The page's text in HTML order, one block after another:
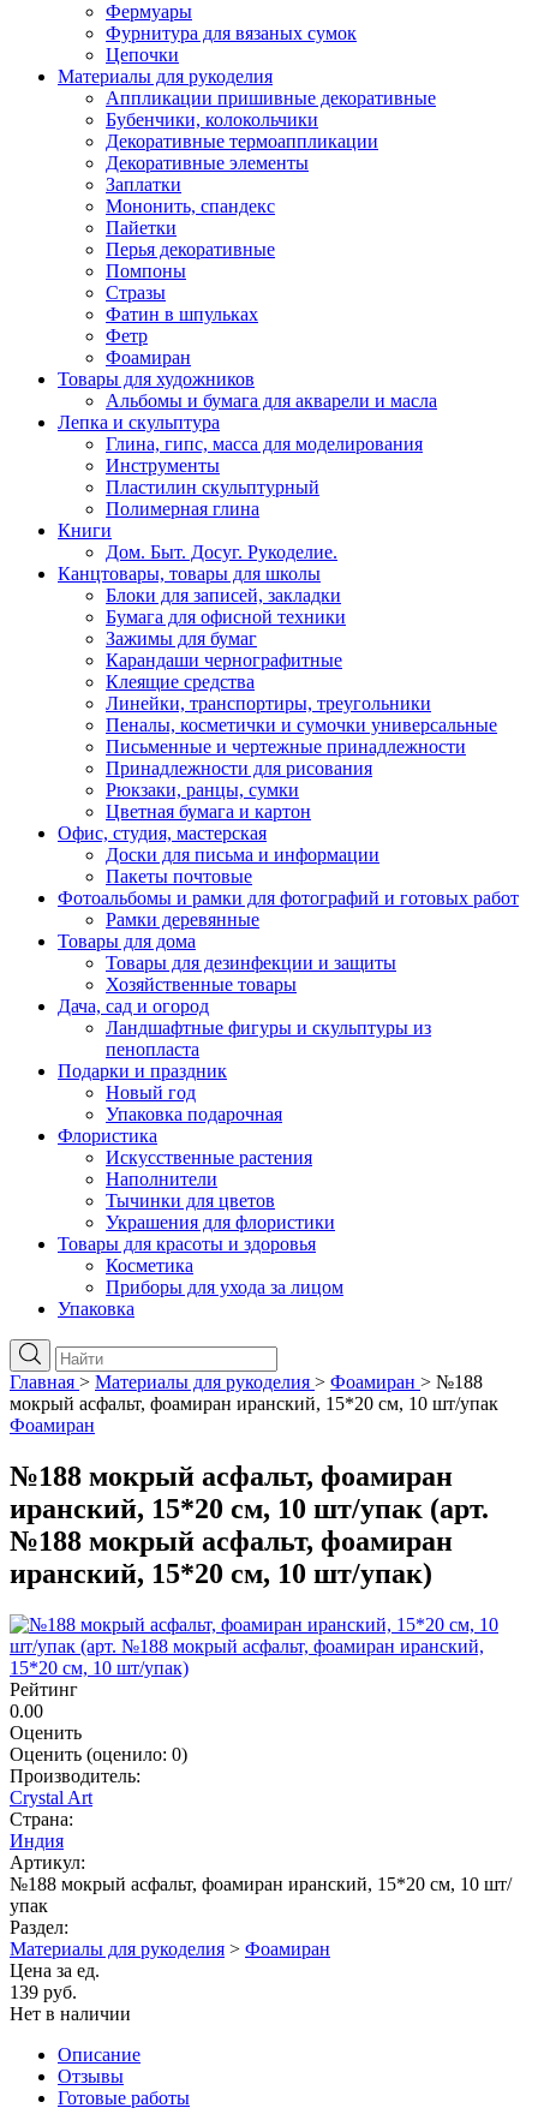
Фермуары
Фурнитура для вязаных сумок
Цепочки
Материалы для рукоделия
Аппликации пришивные декоративные
Бубенчики, колокольчики
Декоративные термоаппликации
Декоративные элементы
Заплатки
Мононить, спандекс
Пайетки
Перья декоративные
Помпоны
Стразы
Фатин в шпульках
Фетр
Фоамиран
Товары для художников
Альбомы и бумага для акварели и масла
Лепка и скульптура
Глина, гипс, масса для моделирования
Инструменты
Пластилин скульптурный
Полимерная глина
Книги
Дом. Быт. Досуг. Рукоделие.
Канцтовары, товары для школы
Блоки для записей, закладки
Бумага для офисной техники
Зажимы для бумаг
Карандаши чернографитные
Клеящие средства
Линейки, транспортиры, треугольники
Пеналы, косметички и сумочки универсальные
Письменные и чертежные принадлежности
Принадлежности для рисования
Рюкзаки, ранцы, сумки
Цветная бумага и картон
Офис, студия, мастерская
Доски для письма и информации
Пакеты почтовые
Фотоальбомы и рамки для фотографий и готовых работ
Рамки деревянные
Товары для дома
Товары для дезинфекции и защиты
Хозяйственные товары
Дача, сад и огород
Ландшафтные фигуры и скульптуры из
пенопласта
Подарки и праздник
Новый год
Упаковка подарочная
Флористика
Искусственные растения
Наполнители
Тычинки для цветов
Украшения для флористики
Товары для красоты и здоровья
Косметика
Приборы для ухода за лицом
Упаковка
Главная > Материалы для рукоделия > Фоамиран > №188
мокрый асфальт, фоамиран иранский, 15*20 см, 10 шт/упак
Фоамиран
№188 мокрый асфальт, фоамиран
иранский, 15*20 см, 10 шт/упак (арт.
№188 мокрый асфальт, фоамиран
иранский, 15*20 см, 10 шт/упак)
Рейтинг
0.00
Оценить
Оценить (оценило: 0)
Производитель:
Crystal Art
Страна:
Индия
Артикул:
№188 мокрый асфальт, фоамиран иранский, 15*20 см, 10 шт/
упак
Раздел:
Материалы для рукоделия > Фоамиран
Цена за ед.
139 руб.
Нет в наличии
Описание
Отзывы
Готовые работы